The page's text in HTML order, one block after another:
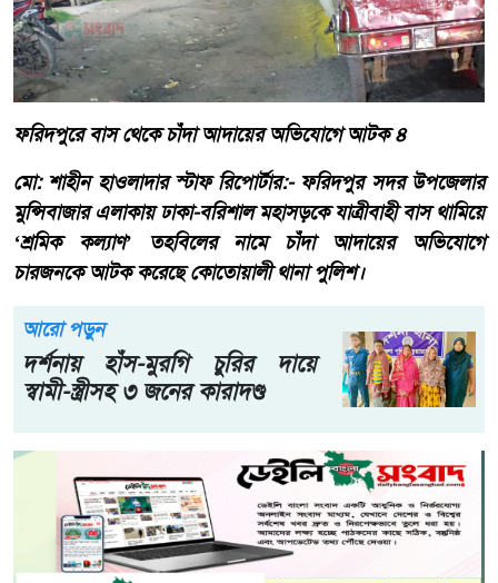
ফরিদপুরে বাস থেকে চাঁদা আদায়ের অভিযোগে আটক ৪
মো: শাহীন হাওলাদার স্টাফ রিপোর্টার:- ফরিদপুর সদর উপজেলার
মুন্সিবাজার এলাকায় ঢাকা-বরিশাল মহাসড়কে যাত্রীবাহী বাস থামিয়ে
‘শ্রমিক কল্যাণ’ তহবিলের নামে চাঁদা আদায়ের অভিযোগে
চারজনকে আটক করেছে কোতোয়ালী থানা পুলিশ।
আরো পড়ুন
দর্শনায় হাঁস-মুরগি চুরির দায়ে
স্বামী-স্ত্রীসহ ৩ জনের কারাদণ্ড